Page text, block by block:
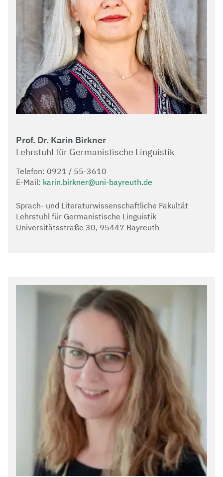
Prof. Dr. Karin Birkner
Lehrstuhl für Germanistische Linguistik
Telefon: 0921 / 55-3610
E-Mail: karin.birkner@uni-bayreuth.de
Sprach- und Literaturwissenschaftliche Fakultät
Lehrstuhl für Germanistische Linguistik
Universitätsstraße 30, 95447 Bayreuth